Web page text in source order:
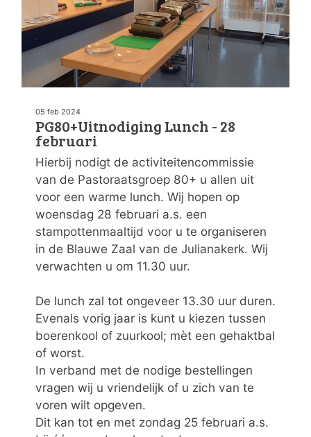
05 feb 2024
PG80+Uitnodiging Lunch - 28
februari
Hierbij nodigt de activiteitencommissie
van de Pastoraatsgroep 80+ u allen uit
voor een warme lunch. Wij hopen op
woensdag 28 februari a.s. een
stampottenmaaltijd voor u te organiseren
in de Blauwe Zaal van de Julianakerk. Wij
verwachten u om 11.30 uur.
De lunch zal tot ongeveer 13.30 uur duren.
Evenals vorig jaar is kunt u kiezen tussen
boerenkool of zuurkool; mèt een gehaktbal
of worst.
In verband met de nodige bestellingen
vragen wij u vriendelijk of u zich van te
voren wilt opgeven.
Dit kan tot en met zondag 25 februari a.s.